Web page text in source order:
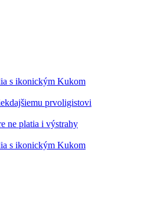
s ikonickým Kukom
prvoligistovi
ne platia i výstrahy
s ikonickým Kukom